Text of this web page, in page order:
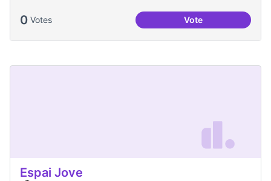
0 Votes VoteTreball en xarxa
Espai Jove